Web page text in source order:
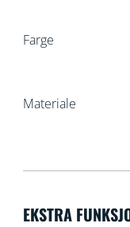
Farge
Materiale
EKSTRA